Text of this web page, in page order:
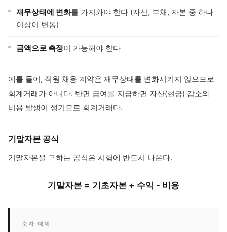
재무상태에 변화를 가져와야 한다 (자산, 부채, 자본 중 하나
이상이 변동)
금액으로 측정이 가능해야 한다
예를 들어, 직원 채용 계약은 재무상태를 변화시키지 않으므로
회계거래가 아니다. 반면 급여를 지급하면 자산(현금) 감소와
비용 발생이 생기므로 회계거래다.
기말자본 공식
기말자본을 구하는 공식은 시험에 반드시 나온다.
기말자본 = 기초자본 + 수익 - 비용
숫자 예제